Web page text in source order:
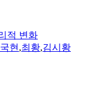
적 변화
현,최황,김시황